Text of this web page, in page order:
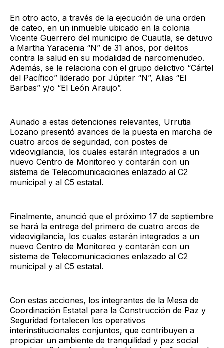
En otro acto, a través de la ejecución de una orden
de cateo, en un inmueble ubicado en la colonia
Vicente Guerrero del municipio de Cuautla, se detuvo
a Martha Yaracenia “N” de 31 años, por delitos
contra la salud en su modalidad de narcomenudeo.
Además, se le relaciona con el grupo delictivo “Cártel
del Pacífico” liderado por Júpiter “N”, Alias “El
Barbas” y/o “El León Araujo”.
Aunado a estas detenciones relevantes, Urrutia
Lozano presentó avances de la puesta en marcha de
cuatro arcos de seguridad, con postes de
videovigilancia, los cuales estarán integrados a un
nuevo Centro de Monitoreo y contarán con un
sistema de Telecomunicaciones enlazado al C2
municipal y al C5 estatal.
Finalmente, anunció que el próximo 17 de septiembre
se hará la entrega del primero de cuatro arcos de
videovigilancia, los cuales estarán integrados a un
nuevo Centro de Monitoreo y contarán con un
sistema de Telecomunicaciones enlazado al C2
municipal y al C5 estatal.
Con estas acciones, los integrantes de la Mesa de
Coordinación Estatal para la Construcción de Paz y
Seguridad fortalecen los operativos
interinstitucionales conjuntos, que contribuyen a
propiciar un ambiente de tranquilidad y paz social